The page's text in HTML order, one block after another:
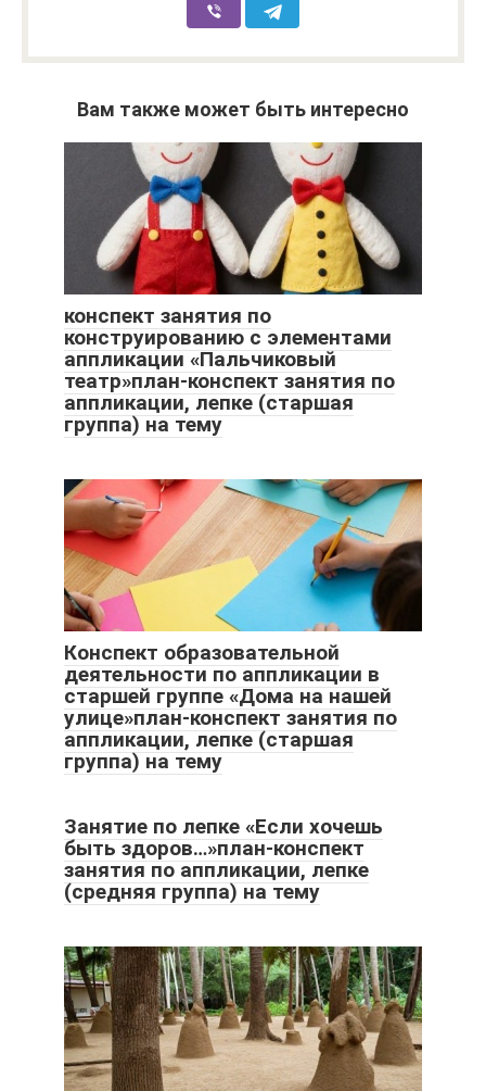
Вам также может быть интересно
конспект занятия по
конструированию с элементами
аппликации «Пальчиковый
театр»план-конспект занятия по
аппликации, лепке (старшая
группа) на тему
Конспект образовательной
деятельности по аппликации в
старшей группе «Дома на нашей
улице»план-конспект занятия по
аппликации, лепке (старшая
группа) на тему
Занятие по лепке «Если хочешь
быть здоров…»план-конспект
занятия по аппликации, лепке
(средняя группа) на тему